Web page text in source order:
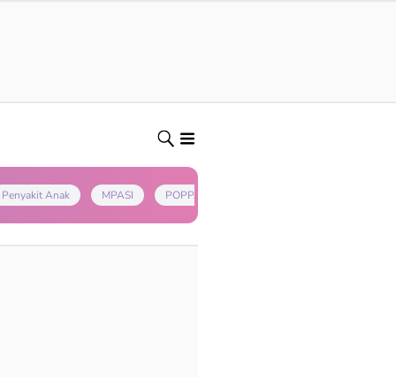
Penyakit Anak MPASI POPPAPA